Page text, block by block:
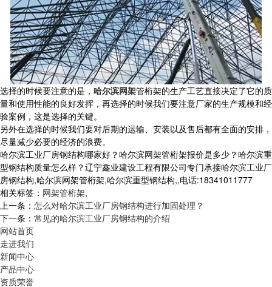
选择的时候要注意的是， 哈尔滨网架管桁架的生产工艺直接决定了它的质
量和使用性能的良好发挥，再选择的时候我们要注意厂家的生产规模和经
验案例，这是选择的关键。
另外在选择的时候我们要对后期的运输、安装以及售后都有全面的安排，
尽量减少必要的经济的浪费。
哈尔滨工业厂房钢结构哪家好？哈尔滨网架管桁架报价是多少？哈尔滨重
型钢结构质量怎么样？辽宁鑫业建设工程有限公司专门承接哈尔滨工业厂
房钢结构,哈尔滨网架管桁架,哈尔滨重型钢结构,,电话:18341011777
相关标签： 网架管桁架,
上一条： 怎么对哈尔滨工业厂房钢结构进行加固处理？
下一条： 常见的哈尔滨工业厂房钢结构的介绍
网站首页
走进我们
新闻中心
产品中心
资质荣誉